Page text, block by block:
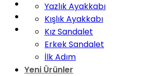
Yazlık Ayakkabı
Kışlık Ayakkabı
Kız Sandalet
Erkek Sandalet
İlk Adım
Yeni Ürünler